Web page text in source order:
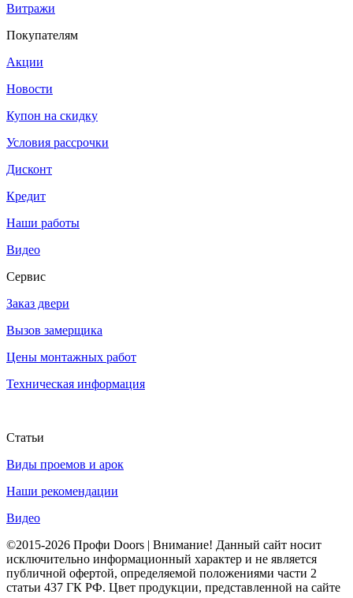
Витражи
Покупателям
Акции
Новости
Купон на скидку
Условия рассрочки
Дисконт
Кредит
Наши работы
Видео
Сервис
Заказ двери
Вызов замерщика
Цены монтажных работ
Техническая информация
Статьи
Виды проемов и арок
Наши рекомендации
Видео
©2015-2026 Профи Doors | Внимание! Данный сайт носит
исключительно информационный характер и не является
публичной офертой, определяемой положениями части 2
статьи 437 ГК РФ. Цвет продукции, представленной на сайте